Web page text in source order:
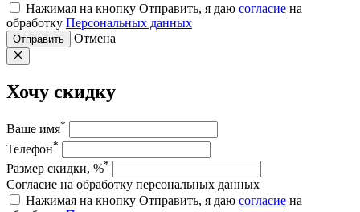
Нажимая на кнопку Отправить, я даю согласие на
обработку Персональных данных
Отправить Отмена
Хочу скидку
Ваше имя*
Телефон*
Размер скидки, %*
Согласие на обработку персональных данных
Нажимая на кнопку Отправить, я даю согласие на